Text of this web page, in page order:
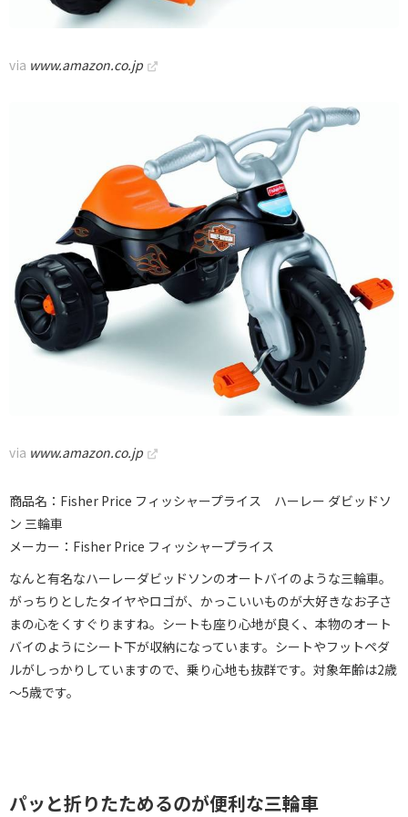
via www.amazon.co.jp
via www.amazon.co.jp
商品名：Fisher Price フィッシャープライス ハーレー ダビッドソ
ン 三輪車
メーカー：Fisher Price フィッシャープライス
なんと有名なハーレーダビッドソンのオートバイのような三輪車。
がっちりとしたタイヤやロゴが、かっこいいものが大好きなお子さ
まの心をくすぐりますね。シートも座り心地が良く、本物のオート
バイのようにシート下が収納になっています。シートやフットペダ
ルがしっかりしていますので、乗り心地も抜群です。対象年齢は2歳
～5歳です。
パッと折りたためるのが便利な三輪車